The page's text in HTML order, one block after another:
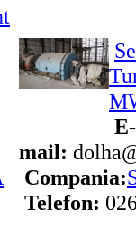
E-
mail:
Compania:
Telefon: